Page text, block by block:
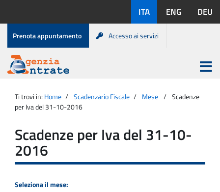
contenuto
disponibili:
ITA ENG DEU
Menu
di
servizio
Prenota appuntamento Accesso ai servizi
Agenzia
Entrate
Apri
menu
principale
Ti trovi in: Home Scadenzario Fiscale Mese
Scadenze
per Iva del 31-10-2016
Scadenze per Iva del 31-10-
2016
Seleziona il mese: